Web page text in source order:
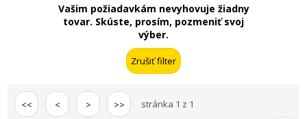
Vašim požiadavkám nevyhovuje žiadny
tovar. Skúste, prosím, pozmeniť svoj
výber.
<< < > >> stránka 1 z 1